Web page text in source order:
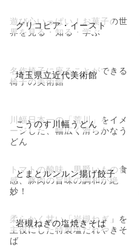
グリコピア・イースト
遊び心いっぱい！お菓子の世
界を見る・知る・学ぶ
埼玉県立近代美術館
名作椅子に座ることができる
椅子の美術館
こうのす川幅うどん
川幅日本一の「荒川」をイメ
ージした、幅広く滑らかなう
どん
とまとルンルン揚げ餃子
トマトの酸味、男爵いもの食
感、豚肉の旨味の調和が絶
妙！
岩槻ねぎの塩焼きそば
柔らかく甘い「岩槻ねぎ」を
主役にした特製塩だれやきそ
ば